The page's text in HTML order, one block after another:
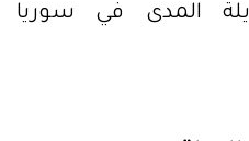
المدى في سوريا